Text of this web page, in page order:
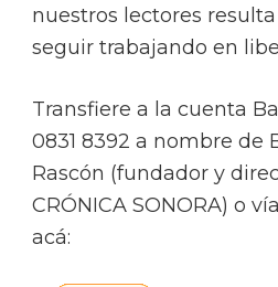
nuestros lectores
seguir trabajando en
Transfiere a la cuenta
0831 8392 a nombre de
Rascón (fundador y
CRÓNICA SONORA) o
acá: